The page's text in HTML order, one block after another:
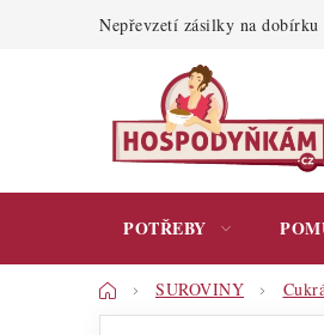
Nepřevzetí zásilky na dobírku
POTŘEBY
DomůSUROVINY